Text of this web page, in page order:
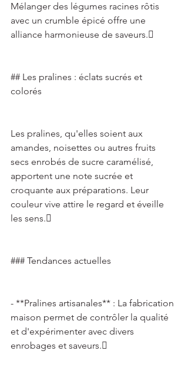
Mélanger des légumes racines rôtis
avec un crumble épicé offre une
alliance harmonieuse de saveurs.
## Les pralines : éclats sucrés et
colorés
Les pralines, qu'elles soient aux
amandes, noisettes ou autres fruits
secs enrobés de sucre caramélisé,
apportent une note sucrée et
croquante aux préparations. Leur
couleur vive attire le regard et éveille
les sens.
### Tendances actuelles
- **Pralines artisanales** : La fabrication
maison permet de contrôler la qualité
et d'expérimenter avec divers
enrobages et saveurs.